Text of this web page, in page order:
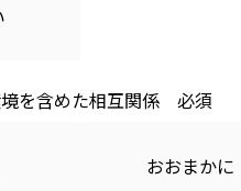
を含めた相互関係
おおまかに